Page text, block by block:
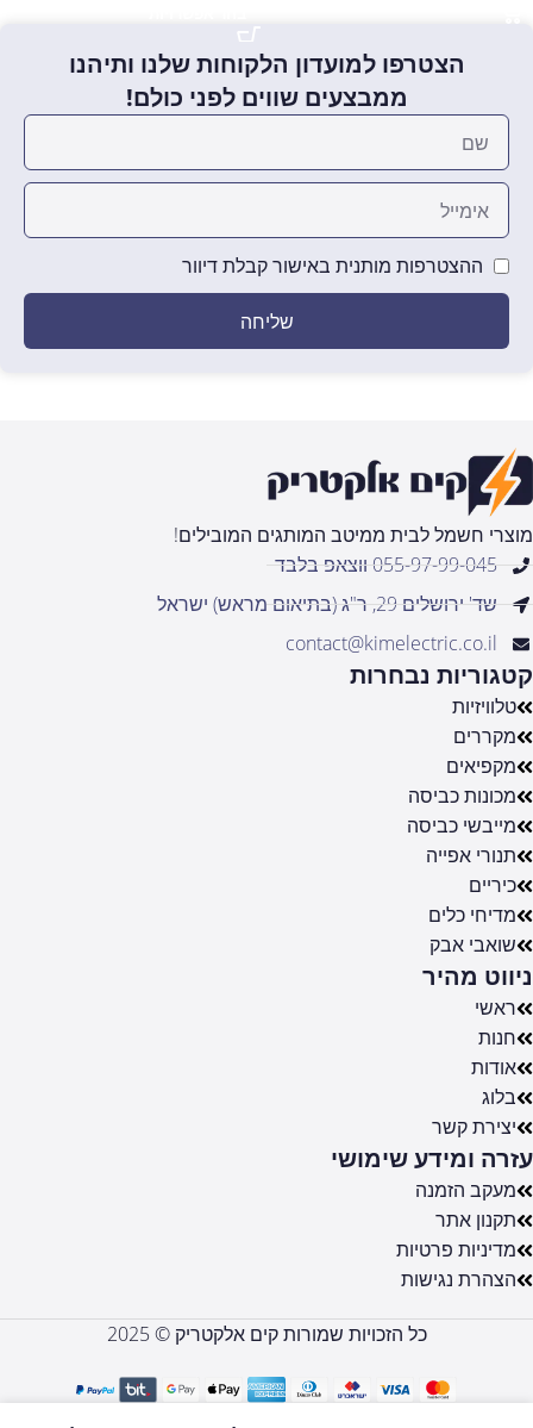
הצטרפו למועדון הלקוחות שלנו ותיהנו
ממבצעים שווים לפני כולם!
ההצטרפות מותנית באישור קבלת דיוור
שליחה
מוצרי חשמל לבית ממיטב המותגים המובילים!
055-97-99-045 ווצאפ בלבד
שד' ירושלים 29, ר"ג (בתיאום מראש) ישראל
contact@kimelectric.co.il
קטגוריות נבחרות
טלוויזיות
מקררים
מקפיאים
מכונות כביסה
מייבשי כביסה
תנורי אפייה
כיריים
מדיחי כלים
שואבי אבק
ניווט מהיר
ראשי
חנות
אודות
בלוג
יצירת קשר
עזרה ומידע שימושי
מעקב הזמנה
תקנון אתר
מדיניות פרטיות
הצהרת נגישות
כל הזכויות שמורות קים אלקטריק © 2025
מזוודה
טרולי עליה